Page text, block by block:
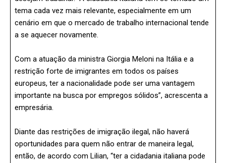
tema cada vez mais relevante, especialmente em um
cenário em que o mercado de trabalho internacional tende
a se aquecer novamente.
Com a atuação da ministra Giorgia Meloni na Itália e a
restrição forte de imigrantes em todos os países
europeus, ter a nacionalidade pode ser uma vantagem
importante na busca por empregos sólidos”, acrescenta a
empresária.
Diante das restrições de imigração ilegal, não haverá
oportunidades para quem não entrar de maneira legal,
então, de acordo com Lilian, “ter a cidadania italiana pode